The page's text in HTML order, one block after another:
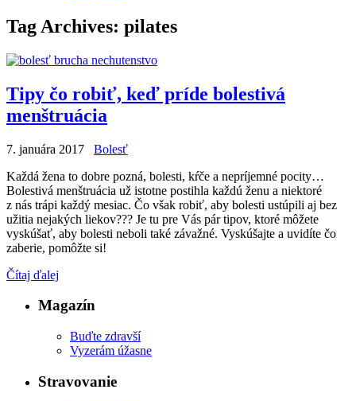
Tag Archives: pilates
Tipy čo robiť, keď príde bolestivá
menštruácia
7. januára 2017
Bolesť
Každá žena to dobre pozná, bolesti, kŕče a nepríjemné pocity…
Bolestivá menštruácia už istotne postihla každú ženu a niektoré
z nás trápi každý mesiac. Čo však robiť, aby bolesti ustúpili aj bez
užitia nejakých liekov??? Je tu pre Vás pár tipov, ktoré môžete
vyskúšať, aby bolesti neboli také závažné. Vyskúšajte a uvidíte čo
zaberie, pomôžte si!
Čítaj ďalej
Magazín
Buďte zdravší
Vyzerám úžasne
Stravovanie